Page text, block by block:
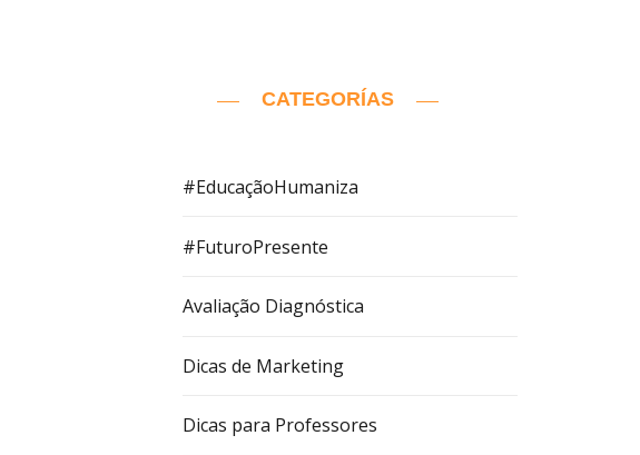
CATEGORÍAS
#EducaçãoHumaniza
#FuturoPresente
Avaliação Diagnóstica
Dicas de Marketing
Dicas para Professores